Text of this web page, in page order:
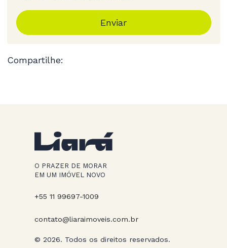
Enviar
Compartilhe:
O PRAZER DE MORAR
EM UM IMÓVEL NOVO
+55 11 99697-1009
contato@liaraimoveis.com.br
© 2026. Todos os direitos reservados.